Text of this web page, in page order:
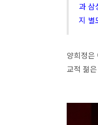
과 삼
지 별
양희정은
교적 젊